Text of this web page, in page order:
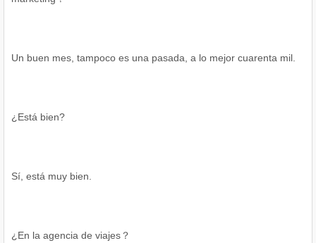
Un buen mes, tampoco es una pasada, a lo mejor cuarenta mil.
¿Está bien?
Sí, está muy bien.
¿En la agencia de viajes？